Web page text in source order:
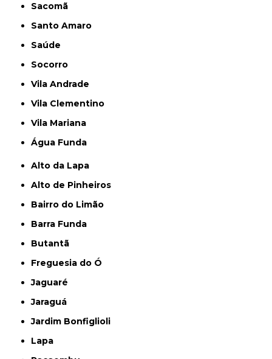
Sacomã
Santo Amaro
Saúde
Socorro
Vila Andrade
Vila Clementino
Vila Mariana
Água Funda
Alto da Lapa
Alto de Pinheiros
Bairro do Limão
Barra Funda
Butantã
Freguesia do Ó
Jaguaré
Jaraguá
Jardim Bonfiglioli
Lapa